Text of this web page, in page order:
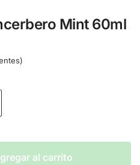
Mint 60ml
al carrito